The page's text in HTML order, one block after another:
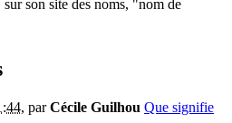
son site des noms, "nom de
, parCécile Guilhou Que signifie